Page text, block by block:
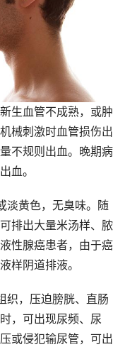
生血管不成熟，或肿
械刺激时血管损伤出
不规则出血。晚期病
血。
淡黄色，无臭味。随
排出大量米汤样、脓
性腺癌患者，由于癌
样阴道排液。
织，压迫膀胱、直肠
，可出现尿频、尿
或侵犯输尿管，可出